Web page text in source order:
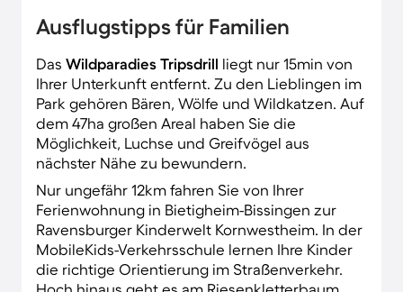
Ausflugstipps für Familien
Das Wildparadies Tripsdrill liegt nur 15min von
Ihrer Unterkunft entfernt. Zu den Lieblingen im
Park gehören Bären, Wölfe und Wildkatzen. Auf
dem 47ha großen Areal haben Sie die
Möglichkeit, Luchse und Greifvögel aus
nächster Nähe zu bewundern.
Nur ungefähr 12km fahren Sie von Ihrer
Ferienwohnung in Bietigheim-Bissingen zur
Ravensburger Kinderwelt Kornwestheim. In der
MobileKids-Verkehrsschule lernen Ihre Kinder
die richtige Orientierung im Straßenverkehr.